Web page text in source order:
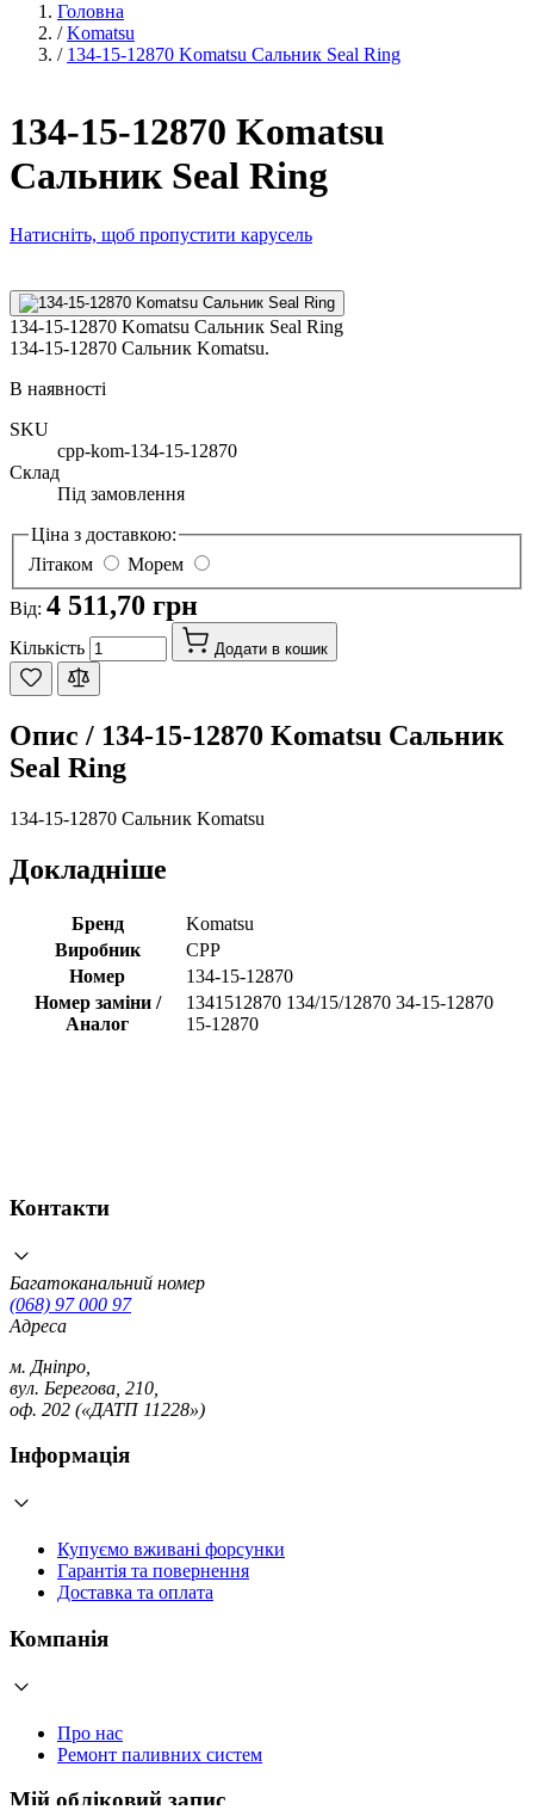
Головна
/ Komatsu
/ 134-15-12870 Komatsu Сальник Seal Ring
134-15-12870 Komatsu
Сальник Seal Ring
Натисніть, щоб пропустити карусель
134-15-12870 Komatsu Сальник Seal Ring
134-15-12870 Сальник Komatsu.
В наявності
SKU
cpp-kom-134-15-12870
Склад
Під замовлення
Ціна з доставкою:
Літаком
Морем
Від: 4 511,70 грн
Кількість Додати в кошик
Опис / 134-15-12870 Komatsu Сальник
Seal Ring
134-15-12870 Сальник Komatsu
Докладніше
Бренд
Komatsu
Виробник
CPP
Номер
134-15-12870
Номер заміни /
Аналог
1341512870 134/15/12870 34-15-12870
15-12870
Контакти
Багатоканальний номер
(068) 97 000 97
Адреса
м. Дніпро,
вул. Берегова, 210,
оф. 202 («ДАТП 11228»)
Інформація
Купуємо вживані форсунки
Гарантія та повернення
Доставка та оплата
Компанія
Про нас
Ремонт паливних систем
Мій обліковий запис